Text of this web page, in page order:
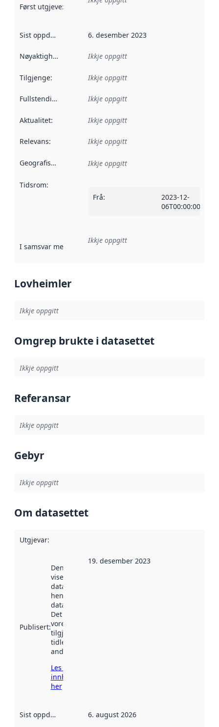
Først utgjeve: Denne datoen seier når dataa i dette
Sist oppdatert 6. desember 2023
Nøyaktigheit Ikkje oppgitt
Tilgjenge: Ikkje oppgitt
Fullstendigheit Ikkje oppgitt
Aktualitet: Ikkje oppgitt
Relevans: Ikkje oppgitt
Geografisk område Ikkje oppgitt
Tidsrom:
Frå:
2023-12-
06T00:00:00Z
I samsvar med Referanse til ei implementeringsregel eller
Ikkje oppgitt
Lovheimler
Ikkje oppgitt
Omgrep brukte i datasettet
Ikkje oppgitt
Referansar
Ikkje oppgitt
Gebyr
Ikkje oppgitt
Om datasettet
Utgjevar:
Publisert:
Denne datoen
viser når
datasettet vart
henta inn av
data.norge.no.
Det kan ha
vore
tilgjengeleg
tidlegare
andre stader.
Les meir om
innhenting
her
19. desember 2023
Sist oppdatert 6. august 2026